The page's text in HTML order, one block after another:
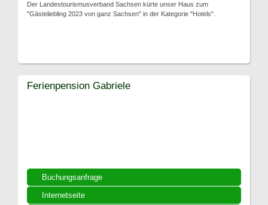
Der Landestourismusverband Sachsen kürte unser Haus zum
"Gästeliebling 2023 von ganz Sachsen" in der Kategorie "Hotels".
Buchungsanfrage
Internetseite
Ferienpension Gabriele